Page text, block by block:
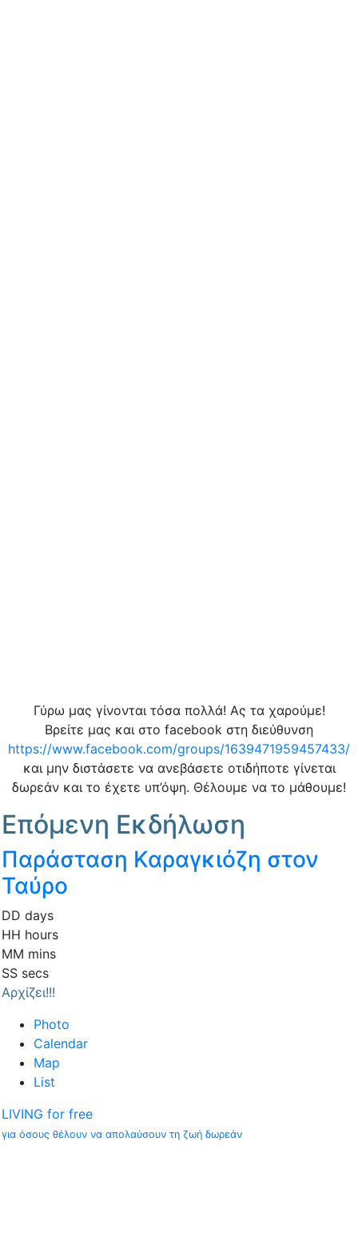
Γύρω μας γίνονται τόσα πολλά! Ας τα χαρούμε!
Βρείτε μας και στο facebook στη διεύθυνση
https://www.facebook.com/groups/1639471959457433/
και μην διστάσετε να ανεβάσετε οτιδήποτε γίνεται
δωρεάν και το έχετε υπ’όψη. Θέλουμε να το μάθουμε!
Επόμενη Εκδήλωση
Παράσταση Καραγκιόζη στον
Ταύρο
DD days
HH hours
MM mins
SS secs
Αρχίζει!!!
Photo
Calendar
Map
List
LIVING for free
για όσους θέλουν να απολαύσουν τη ζωή δωρεάν